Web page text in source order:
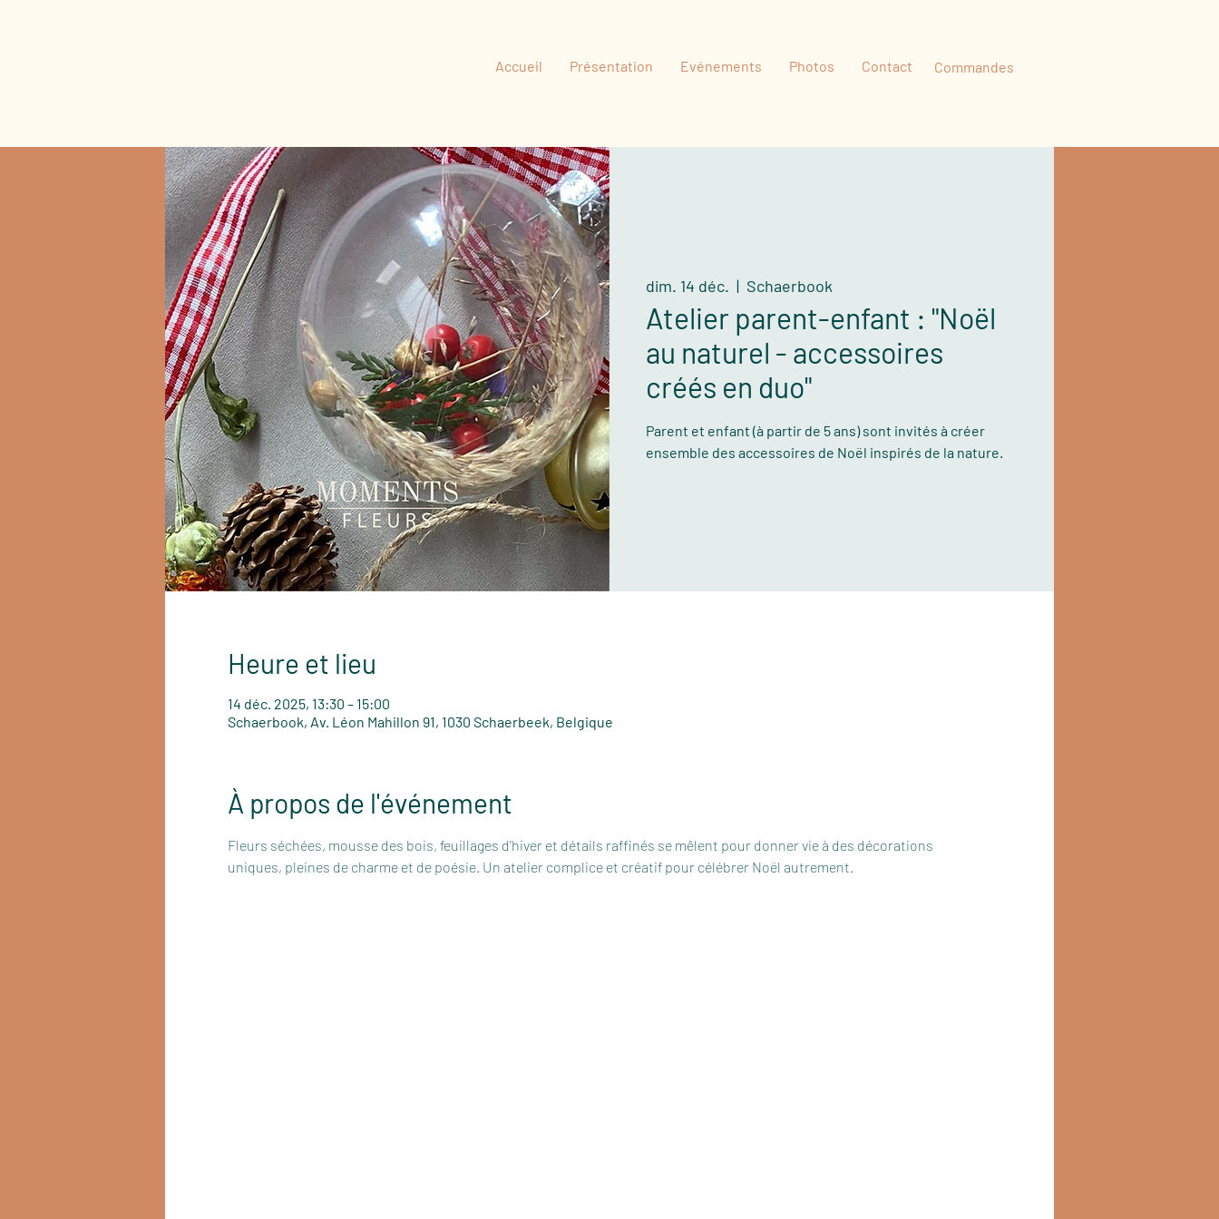
Accueil Présentation Evénements Photos Contact Commandes
dim. 14 déc.
  |
Schaerbook
Atelier parent-enfant : "Noël
au naturel - accessoires
créés en duo"
Parent et enfant (à partir de 5 ans) sont invités à créer
ensemble des accessoires de Noël inspirés de la nature.
Heure et lieu
14 déc. 2025, 13:30 – 15:00
Schaerbook, Av. Léon Mahillon 91, 1030 Schaerbeek, Belgique
À propos de l'événement
Fleurs séchées, mousse des bois, feuillages d’hiver et détails raffinés se mêlent pour donner vie à des décorations
uniques, pleines de charme et de poésie. Un atelier complice et créatif pour célébrer Noël autrement.